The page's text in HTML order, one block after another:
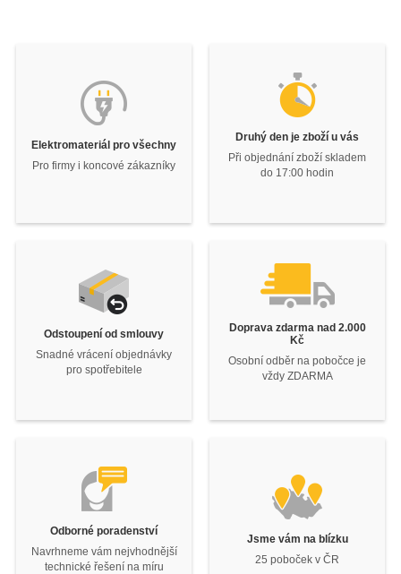
Elektromateriál pro všechny
Pro firmy i koncové zákazníky
Druhý den je zboží u vás
Při objednání zboží skladem
do 17:00 hodin
Odstoupení od smlouvy
Snadné vrácení objednávky
pro spotřebitele
Doprava zdarma nad 2.000
Kč
Osobní odběr na pobočce je
vždy ZDARMA
Odborné poradenství
Navrhneme vám nejvhodnější
technické řešení na míru
Jsme vám na blízku
25 poboček v ČR